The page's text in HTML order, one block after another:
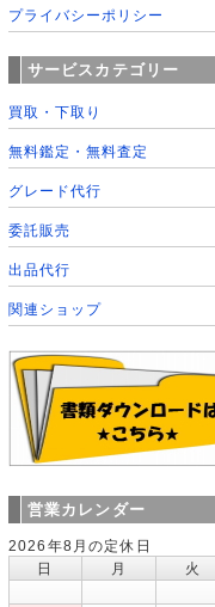
プライバシーポリシー
サービスカテゴリー
買取・下取り
無料鑑定・無料査定
グレード代行
委託販売
出品代行
関連ショップ
営業カレンダー
2026年8月の定休日
日
月 火